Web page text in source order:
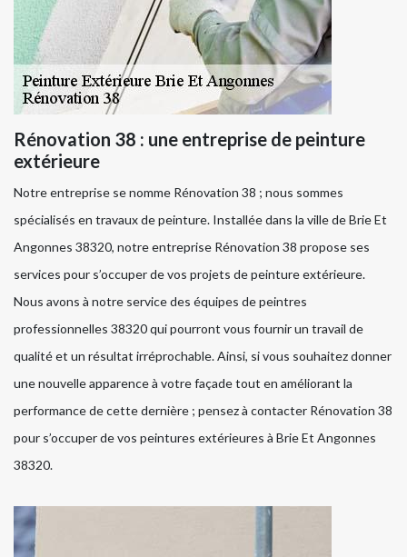
Rénovation 38 : une entreprise de peinture
extérieure
Notre entreprise se nomme Rénovation 38 ; nous sommes
spécialisés en travaux de peinture. Installée dans la ville de Brie Et
Angonnes 38320, notre entreprise Rénovation 38 propose ses
services pour s’occuper de vos projets de peinture extérieure.
Nous avons à notre service des équipes de peintres
professionnelles 38320 qui pourront vous fournir un travail de
qualité et un résultat irréprochable. Ainsi, si vous souhaitez donner
une nouvelle apparence à votre façade tout en améliorant la
performance de cette dernière ; pensez à contacter Rénovation 38
pour s’occuper de vos peintures extérieures à Brie Et Angonnes
38320.